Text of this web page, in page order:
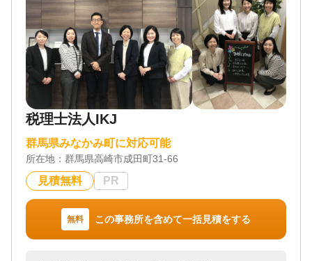
税理士法人IKJ
群馬県みなかみ町に対応可能
所在地： 群馬県高崎市成田町31-66
見積無料 PR
無料 この事務所を含めて一括見積をする